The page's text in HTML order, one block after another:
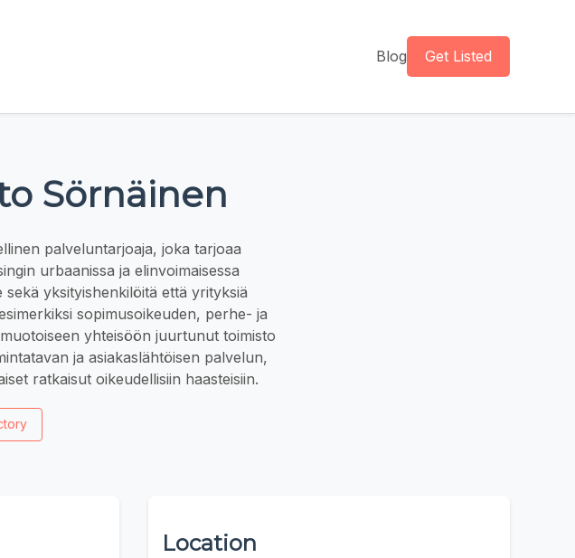
Blog Get Listed
Sörnäinen
palveluntarjoaja, joka tarjoaa
urbaanissa ja elinvoimaisessa
yksityishenkilöitä että yrityksiä
sopimusoikeuden, perhe- ja
yhteisöön juurtunut toimisto
ja asiakaslähtöisen palvelun,
ratkaisut oikeudellisiin haasteisiin.
Location